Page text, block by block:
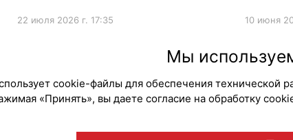
22 июля 2026 г. 17:35 10 июня
Мы
cookie-файлы для обеспечения технической
«Принять», вы даете согласие на обработку